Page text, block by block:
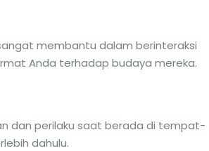
membantu dalam berinteraksi
Anda terhadap budaya mereka.
dan perilaku saat berada di tempat-
dahulu.